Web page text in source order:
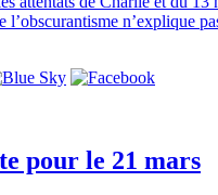
l’obscurantisme n’explique
pour le 21 mars